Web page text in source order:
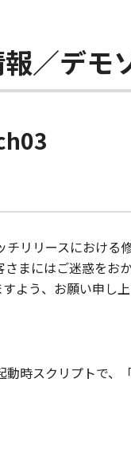
／デモ
チリリースにおけ
まにはご迷惑を
よう、お願い申し上
時スクリプトで、